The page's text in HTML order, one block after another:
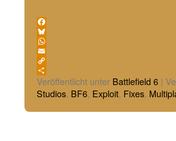
Facebook
Bluesky
WhatsApp
Email
Copy
Link
Teilen
Veröffentlicht unter Battlefield 6 |
Studios, BF6, Exploit, Fixes,